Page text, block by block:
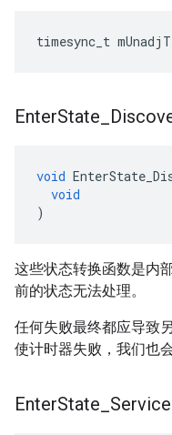
timesync_t
EnterState
void
void
)
这些状态转换函数是内
前的状态无法处理。
任何失败最终都应导致
使计时器失败，我们也
EnterState Service